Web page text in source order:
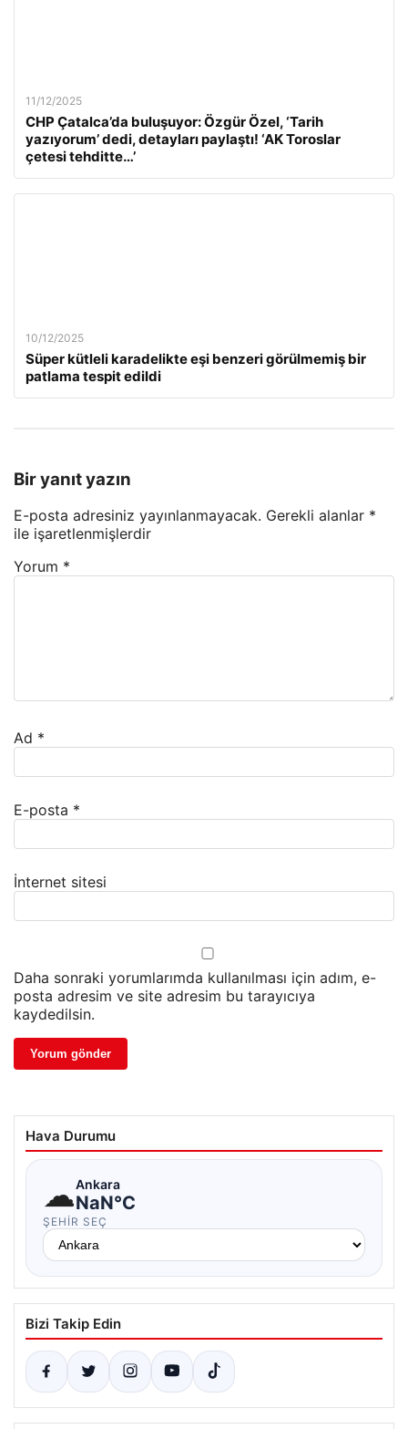
11/12/2025
CHP Çatalca’da buluşuyor: Özgür Özel, ‘Tarih
yazıyorum’ dedi, detayları paylaştı! ‘AK Toroslar
çetesi tehditte…’
10/12/2025
Süper kütleli karadelikte eşi benzeri görülmemiş bir
patlama tespit edildi
Bir yanıt yazın
E-posta adresiniz yayınlanmayacak. Gerekli alanlar *
ile işaretlenmişlerdir
Yorum *
Ad *
E-posta *
İnternet sitesi
Daha sonraki yorumlarımda kullanılması için adım, e-
posta adresim ve site adresim bu tarayıcıya
kaydedilsin.
Hava Durumu
☁Ankara
NaN°C
ŞEHIR SEÇ
Bizi Takip Edin